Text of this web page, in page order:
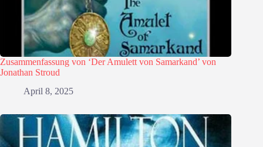
Zusammenfassung von ‘Der Amulett von Samarkand’ von
Jonathan Stroud
April 8, 2025